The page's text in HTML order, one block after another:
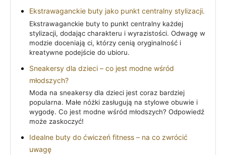
Ekstrawaganckie buty jako punkt centralny stylizacji.
Ekstrawaganckie buty to punkt centralny każdej
stylizacji, dodając charakteru i wyrazistości. Odwagę w
modzie doceniają ci, którzy cenią oryginalność i
kreatywne podejście do ubioru.
Sneakersy dla dzieci – co jest modne wśród
młodszych?
Moda na sneakersy dla dzieci jest coraz bardziej
popularna. Małe nóżki zasługują na stylowe obuwie i
wygodę. Co jest modne wśród młodszych? Odpowiedź
może zaskoczyć!
Idealne buty do ćwiczeń fitness – na co zwrócić
uwagę